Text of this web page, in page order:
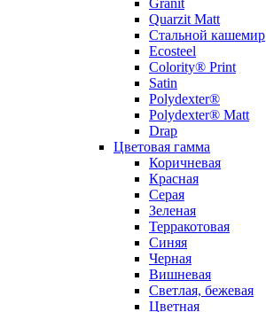
Granit
Quarzit Matt
Стальной кашемир
Ecosteel
Colority® Print
Satin
Polydexter®
Polydexter® Matt
Drap
Цветовая гамма
Коричневая
Красная
Серая
Зеленая
Терракотовая
Синяя
Черная
Вишневая
Светлая, бежевая
Цветная